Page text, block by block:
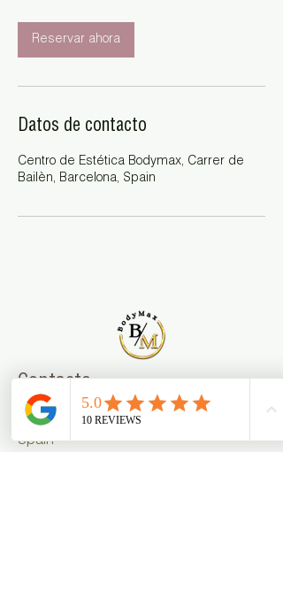
m
i
Reservar ahora
Datos de contacto
Centro de Estética Bodymax, Carrer de
Bailèn, Barcelona, Spain
Contacto
Carrer de Bailén, 141, Barcelona,
Spain